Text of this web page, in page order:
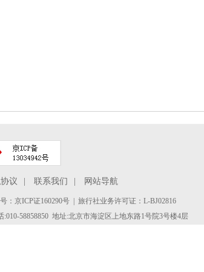
议 联系我们 网站导航
：京ICP证160290号 | 旅行社业务许可证：L-BJ02816
58858850 地址:北京市海淀区上地东路1号院3号楼4层